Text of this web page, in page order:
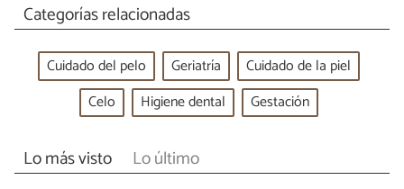
Categorías relacionadas
Cuidado del pelo Geriatría
Cuidado de la piel
Celo
Higiene dental Gestación
Lo más visto Lo último